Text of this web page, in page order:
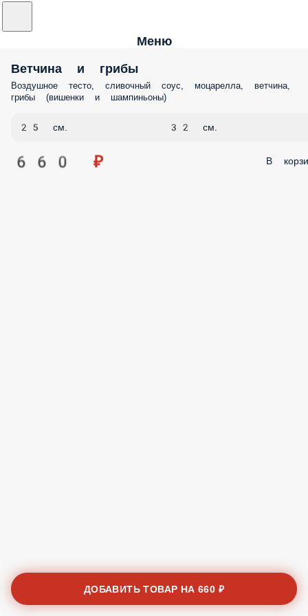
Меню
Ветчина и грибы
Воздушное тесто, сливочный соус, моцарелла, ветчина,
грибы (вишенки и шампиньоны)
25 см. 32 см.
660 ₽ В
ДОБАВИТЬ ТОВАР НА660 ₽